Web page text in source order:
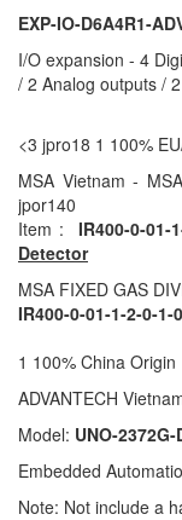
EXP-IO-D6A4R1-
I/O expansion - 4
/ 2 Analog outputs /
<3 jpro18 1 100%
MSA Vietnam -
jpor140
Item : IR400-0-01-
Detector
MSA FIXED GAS
IR400-0-01-1-2-0-1-0
1 100% China Origin
ADVANTECH
Model: UNO-2372G-
Embedded
Note: Not include a